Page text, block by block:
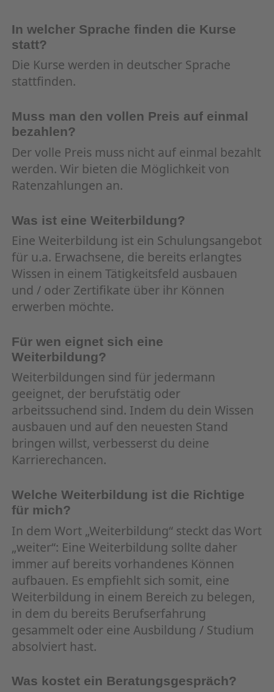
In welcher Sprache finden die Kurse
statt?
Die Kurse werden in deutscher Sprache
stattfinden.
Muss man den vollen Preis auf einmal
bezahlen?
Der volle Preis muss nicht auf einmal bezahlt
werden. Wir bieten die Möglichkeit von
Ratenzahlungen an.
Was ist eine Weiterbildung?
Eine Weiterbildung ist ein Schulungsangebot
für u.a. Erwachsene, die bereits erlangtes
Wissen in einem Tätigkeitsfeld ausbauen
und / oder Zertifikate über ihr Können
erwerben möchte.
Für wen eignet sich eine
Weiterbildung?
Weiterbildungen sind für jedermann
geeignet, der berufstätig oder
arbeitssuchend sind. Indem du dein Wissen
ausbauen und auf den neuesten Stand
bringen willst, verbesserst du deine
Karrierechancen.
Welche Weiterbildung ist die Richtige
für mich?
In dem Wort „Weiterbildung“ steckt das Wort
„weiter“: Eine Weiterbildung sollte daher
immer auf bereits vorhandenes Können
aufbauen. Es empfiehlt sich somit, eine
Weiterbildung in einem Bereich zu belegen,
in dem du bereits Berufserfahrung
gesammelt oder eine Ausbildung / Studium
absolviert hast.
Was kostet ein Beratungsgespräch?